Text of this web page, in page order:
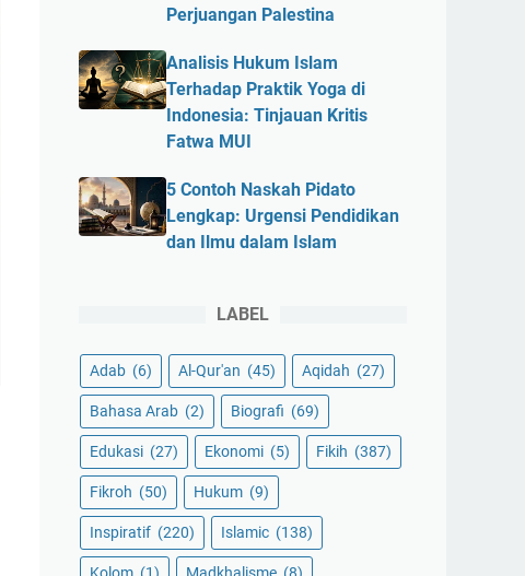
Perjuangan Palestina
Analisis Hukum Islam
Terhadap Praktik Yoga di
Indonesia: Tinjauan Kritis
Fatwa MUI
5 Contoh Naskah Pidato
Lengkap: Urgensi Pendidikan
dan Ilmu dalam Islam
LABEL
Adab (6) Al-Qur'an (45) Aqidah (27)
Bahasa Arab (2) Biografi (69)
Edukasi (27) Ekonomi (5) Fikih (387)
Fikroh (50) Hukum (9)
Inspiratif (220) Islamic (138)